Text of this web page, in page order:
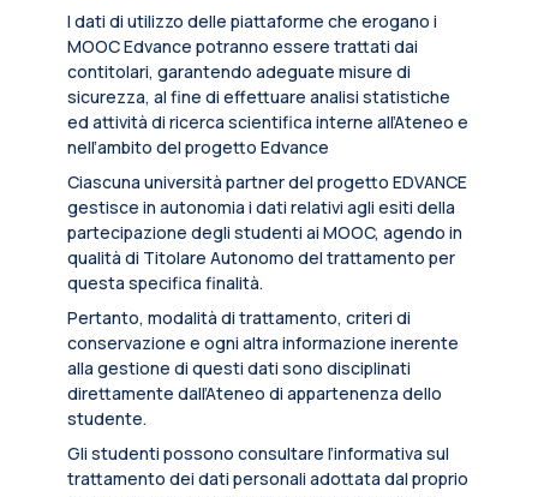
I dati di utilizzo delle piattaforme che erogano i
MOOC Edvance potranno essere trattati dai
contitolari, garantendo adeguate misure di
sicurezza, al fine di effettuare analisi statistiche
ed attività di ricerca scientifica interne all’Ateneo e
nell’ambito del progetto Edvance
Ciascuna università partner del progetto EDVANCE
gestisce in autonomia i dati relativi agli esiti della
partecipazione degli studenti ai MOOC, agendo in
qualità di Titolare Autonomo del trattamento per
questa specifica finalità.
Pertanto, modalità di trattamento, criteri di
conservazione e ogni altra informazione inerente
alla gestione di questi dati sono disciplinati
direttamente dall’Ateneo di appartenenza dello
studente.
Gli studenti possono consultare l’informativa sul
trattamento dei dati personali adottata dal proprio